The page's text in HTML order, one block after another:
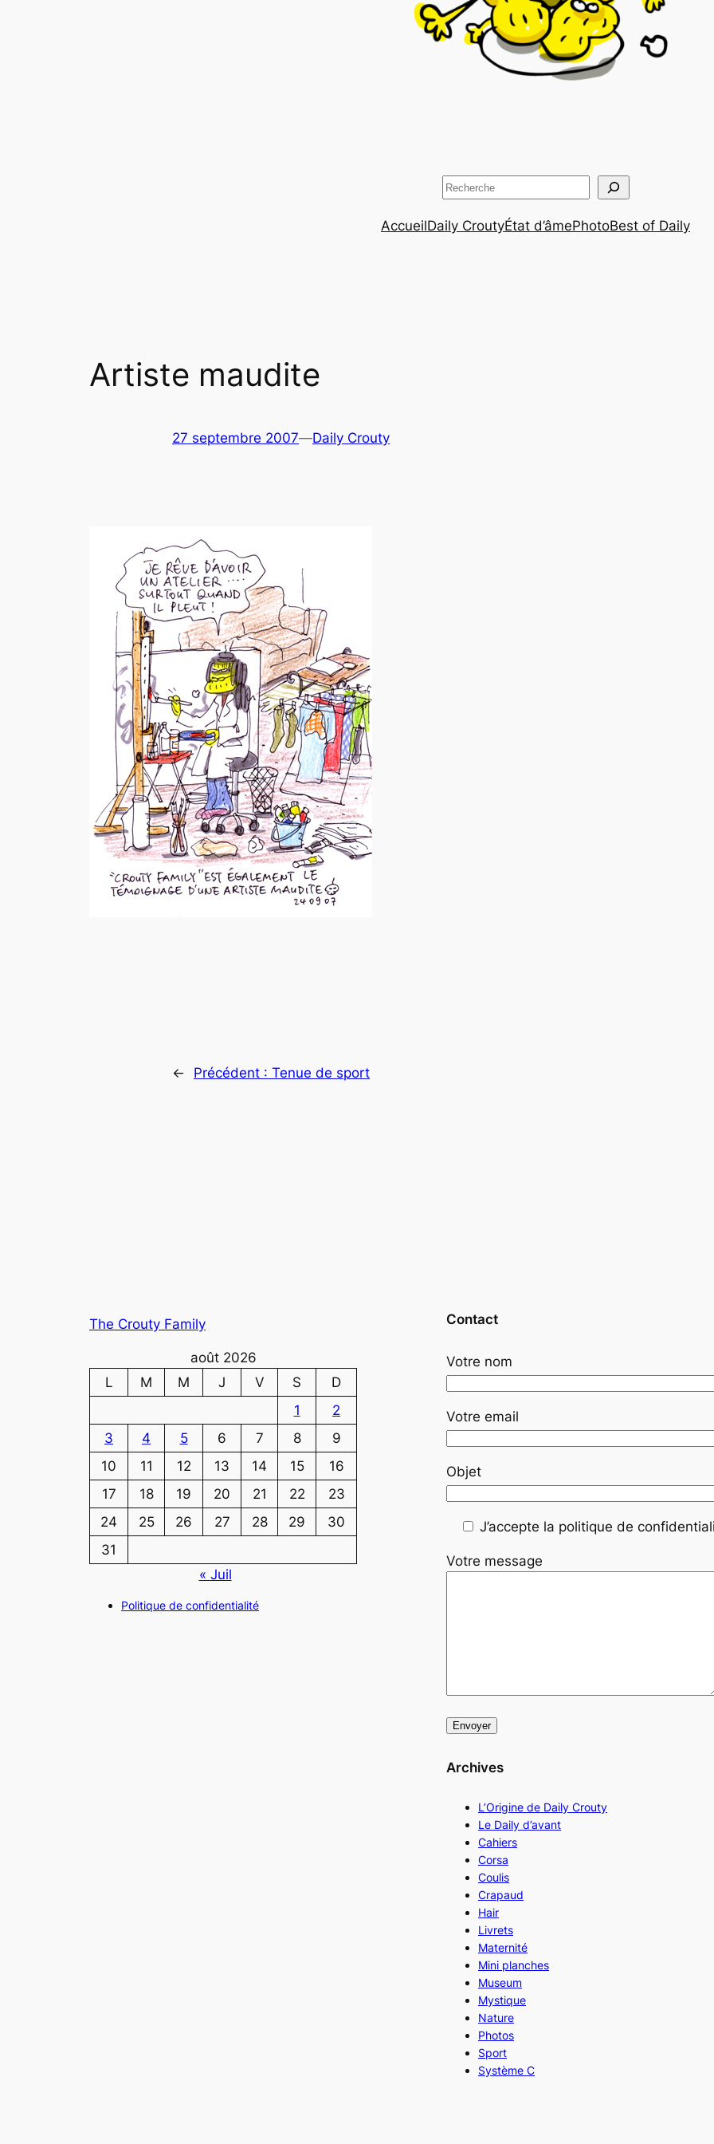
Rechercher
AccueilDaily CroutyÉtat d’âmePhotoBest of Daily
Artiste maudite
27 septembre 2007—Daily Crouty
← Précédent : Tenue de sport
The Crouty Family
août 2026
L
M M J V S
D
1
2
3
4 5 6 7 8
9
10
11 12 13 14 15
16
17
18 19 20 21 22
23
24
25 26 27 28 29
30
31
« Juil
Politique de confidentialité
Contact
Votre nom
Votre email
Objet
J’accepte la politique de
Votre message
Archives
L’Origine de Daily Crouty
Le Daily d’avant
Cahiers
Corsa
Coulis
Crapaud
Hair
Livrets
Maternité
Mini planches
Museum
Mystique
Nature
Photos
Sport
Système C